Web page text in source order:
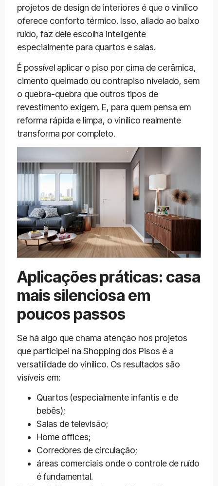
projetos de design de interiores é que o vinílico
oferece conforto térmico. Isso, aliado ao baixo
ruído, faz dele escolha inteligente
especialmente para quartos e salas.
É possível aplicar o piso por cima de cerâmica,
cimento queimado ou contrapiso nivelado, sem
o quebra-quebra que outros tipos de
revestimento exigem. E, para quem pensa em
reforma rápida e limpa, o vinílico realmente
transforma por completo.
Aplicações práticas: casa
mais silenciosa em
poucos passos
Se há algo que chama atenção nos projetos
que participei na Shopping dos Pisos é a
versatilidade do vinílico. Os resultados são
visíveis em:
Quartos (especialmente infantis e de
bebês);
Salas de televisão;
Home offices;
Corredores de circulação;
áreas comerciais onde o controle de ruído
é fundamental.